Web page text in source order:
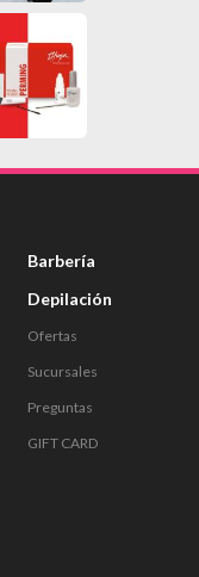
Barbería
Depilación
Ofertas
Sucursales
Preguntas
GIFT CARD